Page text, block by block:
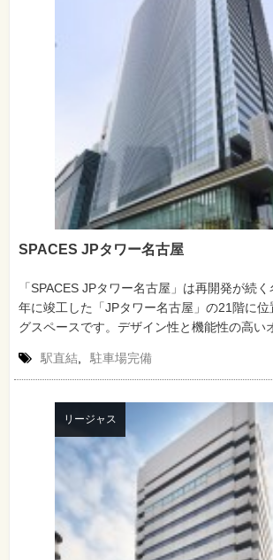
SPACES JPタワー名古屋
「SPACES JPタワー名古屋」は再開発が続
年に竣工した「JPタワー名古屋」の21階に
グスペースです。デザイン性と機能性の高い
駅直結 駐車場完備
リージャス